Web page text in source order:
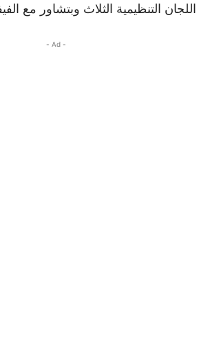
اللجان التنظيمية الثلاث وبتشاور مع
- Ad -